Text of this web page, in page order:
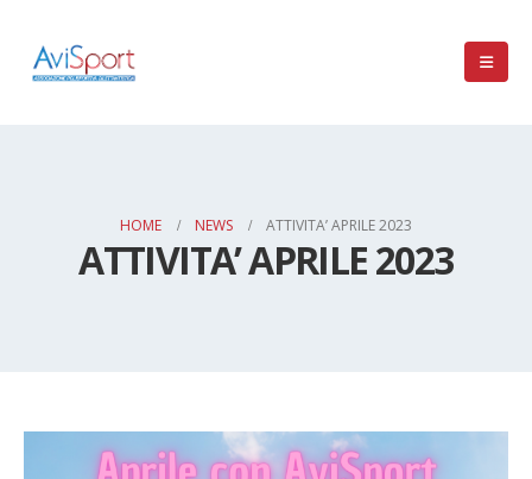
HOME NEWS ATTIVITA’ APRILE 2023
ATTIVITA’ APRILE 2023